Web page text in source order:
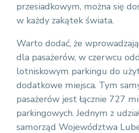
przesiadkowym, można się
w każdy zakątek świata.
Warto dodać, że
dla pasażerów, w czerwcu
lotniskowym parkingu do
dodatkowe miejsca. Tym
pasażerów jest łącznie 727
parkingowych. Jednym z
samorząd Województwa